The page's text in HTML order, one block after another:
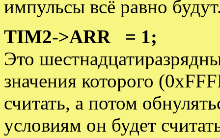
импульсы всё равно
TIM2->ARR = 1;
Это
значения которого
считать, а потом
условиям он будет